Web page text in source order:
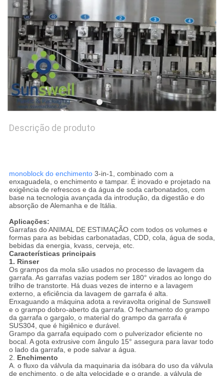
PRIVACY
POLICY
Descrição de produto
monoblock do enchimento3-in-1, combinado com a
enxaguadela, o enchimento e tampar. É inovado e projetado na
exigência de refrescos e da água de soda carbonatados, com
base na tecnologia avançada da introdução, da digestão e do
absorção de Alemanha e de Itália.
Aplicações:
Garrafas do ANIMAL DE ESTIMAÇÃO com todos os volumes e
formas para as bebidas carbonatadas, CDD, cola, água de soda,
bebidas da energia, kvass, cerveja, etc.
Características principais
1. Rinser
Os grampos da mola são usados no processo de lavagem da
garrafa. As garrafas vazias podem ser 180° virados ao longo do
trilho de transtorte. Há duas vezes de interno e a lavagem
externo, a eficiência da lavagem de garrafa é alta.
Enxaguando a máquina adota a reviravolta original de Sunswell
e o grampo dobro-aberto da garrafa. O fechamento do grampo
da garrafa o gargalo, o material do grampo da garrafa é
SUS304, que é higiênico e durável.
Grampo da garrafa equipado com o pulverizador eficiente no
bocal. A gota extrusive com ângulo 15° assegura para lavar todo
o lado da garrafa, e pode salvar a água.
2. Enchimento
A. o fluxo da válvula da maquinaria da isóbara do uso da válvula
de enchimento, o de alta velocidade e o grande, a válvula de